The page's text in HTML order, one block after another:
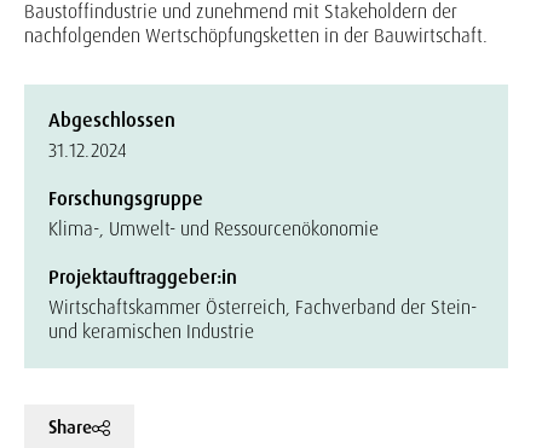
Baustoffindustrie und zunehmend mit Stakeholdern der
nachfolgenden Wertschöpfungsketten in der Bauwirtschaft.
Abgeschlossen
31.12.2024
Forschungsgruppe
Klima-, Umwelt- und Ressourcenökonomie
Projektauftraggeber:in
Wirtschaftskammer Österreich, Fachverband der Stein-
und keramischen Industrie
Share